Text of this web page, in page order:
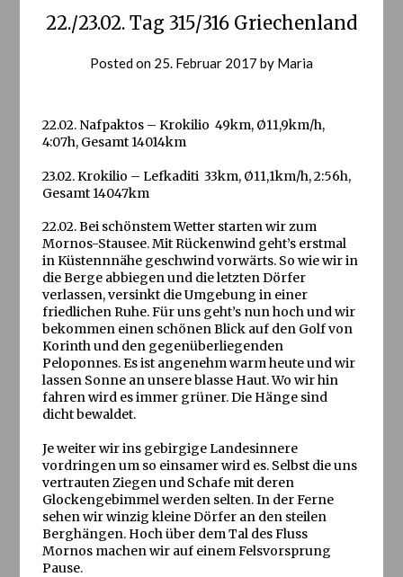
22./23.02. Tag 315/316 Griechenland
Posted on 25. Februar 2017 by Maria
22.02. Nafpaktos – Krokilio 49km, Ø11,9km/h,
4:07h, Gesamt 14014km
23.02. Krokilio – Lefkaditi 33km, Ø11,1km/h, 2:56h,
Gesamt 14047km
22.02. Bei schönstem Wetter starten wir zum
Mornos-Stausee. Mit Rückenwind geht’s erstmal
in Küstennnähe geschwind vorwärts. So wie wir in
die Berge abbiegen und die letzten Dörfer
verlassen, versinkt die Umgebung in einer
friedlichen Ruhe. Für uns geht’s nun hoch und wir
bekommen einen schönen Blick auf den Golf von
Korinth und den gegenüberliegenden
Peloponnes. Es ist angenehm warm heute und wir
lassen Sonne an unsere blasse Haut. Wo wir hin
fahren wird es immer grüner. Die Hänge sind
dicht bewaldet.
Je weiter wir ins gebirgige Landesinnere
vordringen um so einsamer wird es. Selbst die uns
vertrauten Ziegen und Schafe mit deren
Glockengebimmel werden selten. In der Ferne
sehen wir winzig kleine Dörfer an den steilen
Berghängen. Hoch über dem Tal des Fluss
Mornos machen wir auf einem Felsvorsprung
Pause.